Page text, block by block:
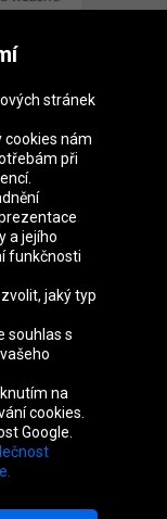
España
Nederland
United
Kingdom
stránek
cookies nám
při
a jejího
funkčnosti
jaký typ
souhlas s
na
cookies.
Google.